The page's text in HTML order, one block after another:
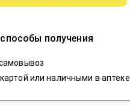
получения
или наличными в аптеке